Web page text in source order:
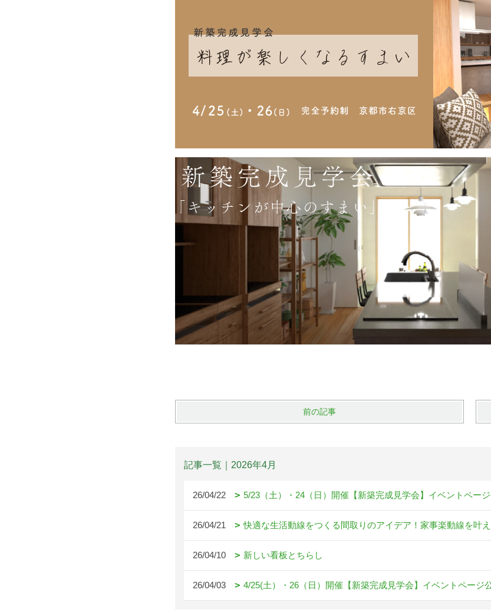
前の記事
記事一覧｜2026年4月
26/04/22 5/23（土）・24（日）開催【新築完成見学会】イベントページ
26/04/21 快適な生活動線をつくる間取りのアイデア！家事楽動線を叶
26/04/10 新しい看板とちらし
26/04/03 4/25(土）・26（日）開催【新築完成見学会】イベントページ